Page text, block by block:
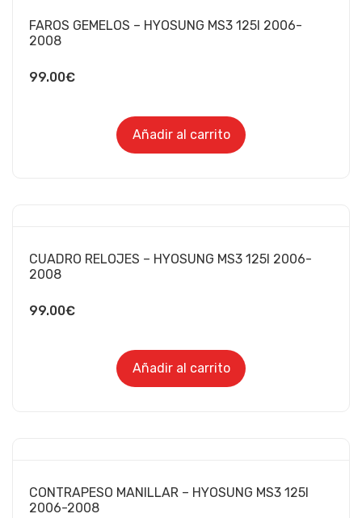
FAROS GEMELOS – HYOSUNG MS3 125I 2006-
2008
99.00€
Añadir al carrito
CUADRO RELOJES – HYOSUNG MS3 125I 2006-
2008
99.00€
Añadir al carrito
CONTRAPESO MANILLAR – HYOSUNG MS3 125I
2006-2008